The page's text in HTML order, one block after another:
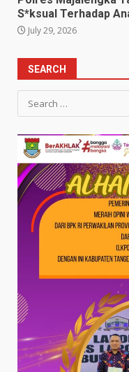
S*ksual Terhadap
July 29, 2026
SEARCH
Search
for: